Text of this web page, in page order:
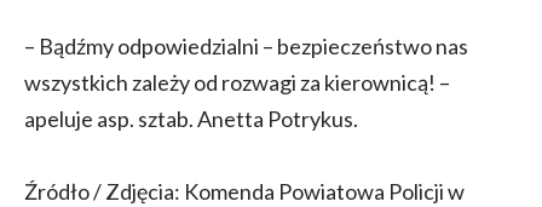
– Bądźmy odpowiedzialni – bezpieczeństwo nas
wszystkich zależy od rozwagi za kierownicą! –
apeluje asp. sztab. Anetta Potrykus.
Źródło / Zdjęcia: Komenda Powiatowa Policji w